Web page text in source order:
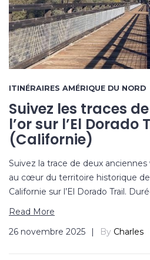
ITINÉRAIRES AMÉRIQUE DU NORD
Suivez les traces
l’or sur l’El Dorado
(Californie)
Suivez la trace de deux
au cœur du territoire historique de
Californie sur l’El Dorado Trail.
Read More
26 novembre 2025
By Charles